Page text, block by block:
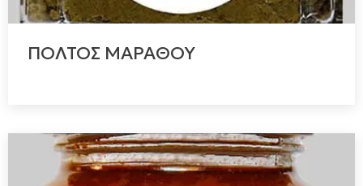
ΠΟΛΤΟΣ ΜΑΡΑΘΟΥ